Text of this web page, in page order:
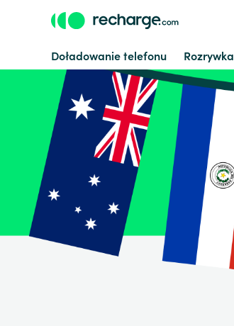
Doładowanie telefonu Rozrywka